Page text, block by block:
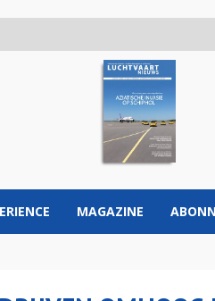
MAGAZINE